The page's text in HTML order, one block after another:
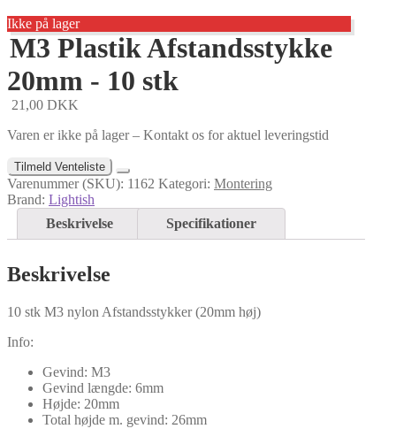
Ikke på lager
M3 Plastik Afstandsstykke
20mm - 10 stk
21,00 DKK
Varen er ikke på lager – Kontakt os for aktuel leveringstid
Tilmeld Venteliste
Varenummer (SKU): 1162 Kategori: Montering
Brand: Lightish
Beskrivelse
Specifikationer
Beskrivelse
10 stk M3 nylon Afstandsstykker (20mm høj)
Info:
Gevind: M3
Gevind længde: 6mm
Højde: 20mm
Total højde m. gevind: 26mm